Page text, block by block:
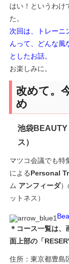
はい！というわけ
た。
次回は、トレーニ
んって、どんな風
としたお話。
お楽しみに。
改めて。
め
池袋BEAUTY
ス）
マツコ会議でも特
によるPersonal
ム アンフィーダ）
ットネス）
＊コース一覧は
面上部の「
住所：東京都豊島